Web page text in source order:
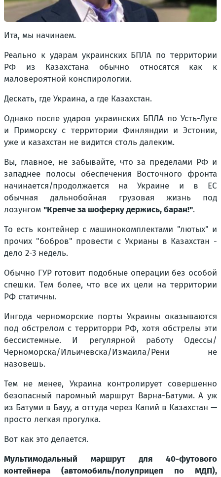
Ита, мы начинаем.
Реально к ударам украинских БПЛА по территории
РФ из Казахстана обычно относятся как к
маловероятной конспирологии.
Дескать, где Украина, а где Казахстан.
Однако после ударов украинских БПЛА по Усть-Луге
и Приморску с территории Финляндии и Эстонии,
уже и казахстан не видится столь далеким.
Вы, главное, не забывайте, что за пределами РФ и
западнее полосы обеспечения Восточного фронта
начинается/продолжается на Украине и в ЕС
обычная дальнобойная грузовая жизнь под
лозунгом "Крепче за шоферку держись, баран!".
То есть контейнер с машинокомплектами "лютых" и
прочих "бобров" провести с Укрианы в Казахстан -
дело 2-3 недель.
Обычно ГУР готовит подобные операции без особой
спешки. Тем более, что все их цели на территории
РФ статичны.
Ингода черноморские порты Украины оказываются
под обстрелом с территорри РФ, хотя обстрелы эти
бессистемные. И регулярной работу Одессы/
Черноморска/Ильичевска/Измаила/Рени не
назовешь.
Тем не менее, Украина контролирует совершенно
безопасный паромный маршрут Варна-Батуми. А уж
из Батуми в Бауу, а оттуда через Капий в Казахстан —
просто легкая прогулка.
Вот как это делается.
Мультимодальный маршрут для 40-футового
контейнера (автомобиль/полуприцеп по МДП),